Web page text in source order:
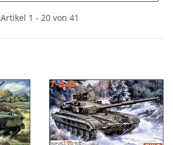
Artikel 1 - 20 von 41